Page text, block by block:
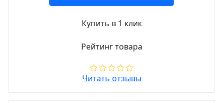
Купить в 1 клик
Рейтинг товара
Читать отзывы